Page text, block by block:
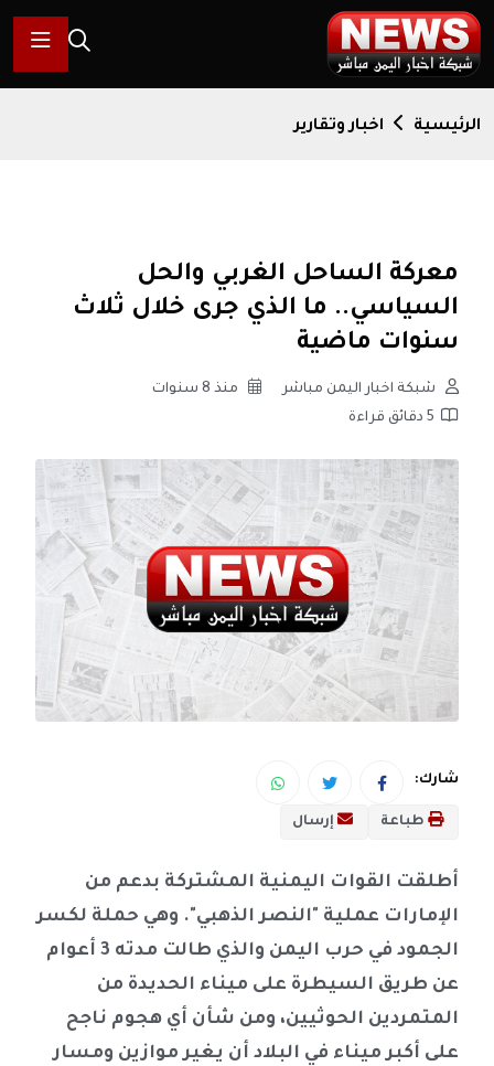
الرئيسية اخبار وتقارير
معركة الساحل الغربي والحل
السياسي.. ما الذي جرى خلال ثلاث
سنوات ماضية
شبكة اخبار اليمن مباشر
منذ 8 سنوات
5 دقائق قراءة
شارك:
طباعة إرسال
أطلقت القوات اليمنية المشتركة بدعم من
الإمارات عملية "النصر الذهبي". وهي حملة لكسر
الجمود في حرب اليمن والذي طالت مدته 3 أعوام
عن طريق السيطرة على ميناء الحديدة من
المتمردين الحوثيين، ومن شأن أي هجوم ناجح
على أكبر ميناء في البلاد أن يغير موازين ومسار